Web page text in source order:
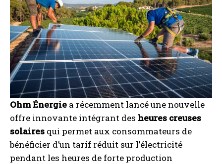
Ohm Énergie a récemment lancé une nouvelle
offre innovante intégrant des heures creuses
solaires qui permet aux consommateurs de
bénéficier d’un tarif réduit sur l’électricité
pendant les heures de forte production